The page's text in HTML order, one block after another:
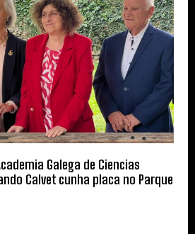
Galega de Ciencias
Calvet cunha placa no Parque